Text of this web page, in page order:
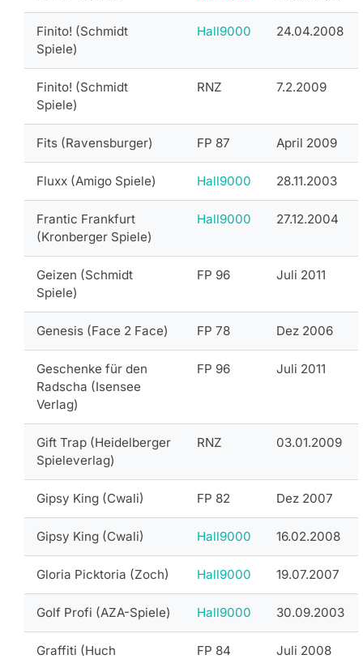
Finito! (Schmidt
Spiele)
Hall9000 24.04.2008
Finito! (Schmidt
Spiele)
RNZ 7.2.2009
Fits (Ravensburger) FP 87 April 2009
Fluxx (Amigo Spiele) Hall9000 28.11.2003
Frantic Frankfurt
(Kronberger Spiele)
Hall9000 27.12.2004
Geizen (Schmidt
Spiele)
FP 96 Juli 2011
Genesis (Face 2 Face) FP 78 Dez 2006
Geschenke für den
Radscha (Isensee
Verlag)
FP 96 Juli 2011
Gift Trap (Heidelberger
Spieleverlag)
RNZ 03.01.2009
Gipsy King (Cwali) FP 82 Dez 2007
Gipsy King (Cwali) Hall9000 16.02.2008
Gloria Picktoria (Zoch) Hall9000 19.07.2007
Golf Profi (AZA-Spiele) Hall9000 30.09.2003
Graffiti (Huch
FP 84 Juli 2008